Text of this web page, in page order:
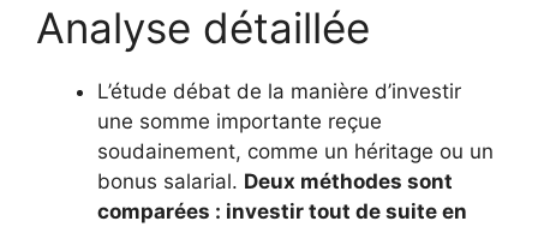
Analyse détaillée
L’étude débat de la manière d’investir
une somme importante reçue
soudainement, comme un héritage ou un
bonus salarial. Deux méthodes sont
comparées : investir tout de suite en